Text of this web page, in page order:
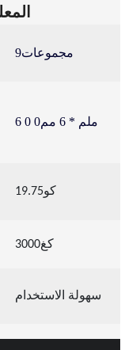
مجموعات9
6 0 ملم * 6 مم0
سهولة الاستخدام